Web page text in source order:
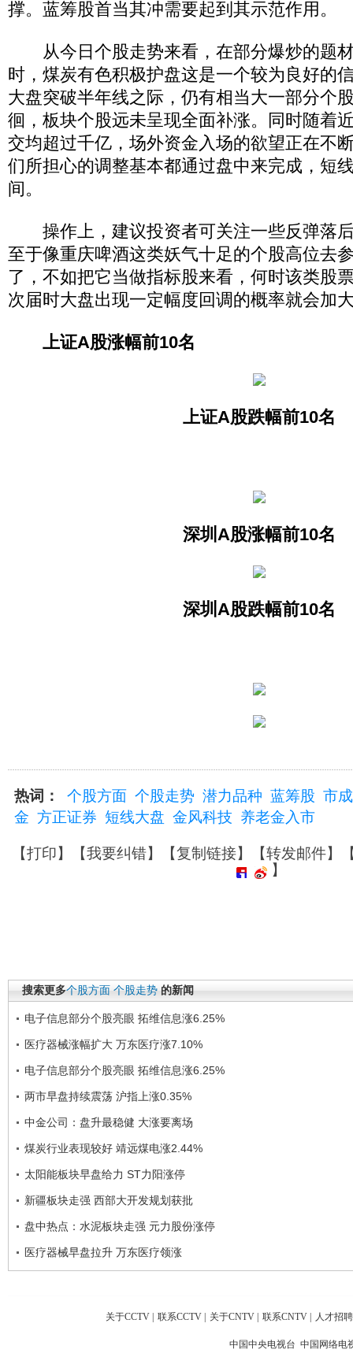
撑。蓝筹股首当其冲需要起到其示范作用。
从今日个股走势来看，在部分爆炒的题
时，煤炭有色积极护盘这是一个较为良好的
大盘突破半年线之际，仍有相当大一部分个
徊，板块个股远未呈现全面补涨。同时随着
交均超过千亿，场外资金入场的欲望正在不
们所担心的调整基本都通过盘中来完成，短
间。
操作上，建议投资者可关注一些反弹落
至于像重庆啤酒这类妖气十足的个股高位去
了，不如把它当做指标股来看，何时该类股
次届时大盘出现一定幅度回调的概率就会加
上证A股涨幅前10名
上证A股跌幅前10名
深圳A股涨幅前10名
深圳A股跌幅前10名
热词： 个股方面 个股走势 潜力品种 蓝筹股 市
金 方正证券 短线大盘 金风科技 养老金入市
【打印】【我要纠错】【复制链接】【转发邮件】
】
搜索更多个股方面 个股走势 的新闻
电子信息部分个股亮眼 拓维信息涨6.25%
医疗器械涨幅扩大 万东医疗涨7.10%
电子信息部分个股亮眼 拓维信息涨6.25%
两市早盘持续震荡 沪指上涨0.35%
中金公司：盘升最稳健 大涨要离场
煤炭行业表现较好 靖远煤电涨2.44%
太阳能板块早盘给力 ST力阳涨停
新疆板块走强 西部大开发规划获批
盘中热点：水泥板块走强 元力股份涨停
医疗器械早盘拉升 万东医疗领涨
关于CCTV | 联系CCTV | 关于CNTV | 联系CNTV | 人才招聘
中国中央电视台 中国网络电